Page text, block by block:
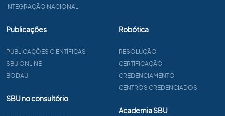
INTEGRAÇÃO NACIONAL
Publicações
PUBLICAÇÕES CIENTÍFICAS
SBU ONLINE
BODAU
SBU no consultório
Robótica
RESOLUÇÃO
CERTIFICAÇÃO
CREDENCIAMENTO
CENTROS CREDENCIADOS
Academia SBU